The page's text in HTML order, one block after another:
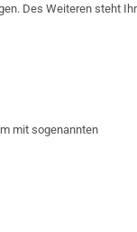
Des Weiteren steht
mit sogenannten